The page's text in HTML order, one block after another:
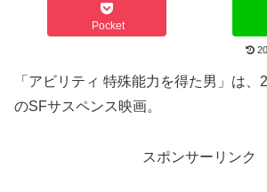
Pocket
「アビリティ 特殊能力を得た男」は、
のSFサスペンス映画。
スポンサーリンク